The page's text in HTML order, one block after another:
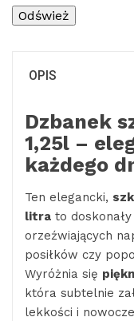
OPIS
Dzbanek
1,25l –
każdego
Ten elegancki,
litra to
orzeźwiających
posiłków czy
Wyróżnia się
która subtelnie
lekkości i